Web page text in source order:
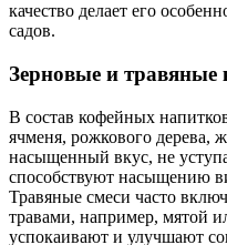
качество делает его
садов.
Зерновые и травяные
В состав кофейных
ячменя, рожкового дерева,
насыщенный вкус, не
способствуют насыщению
Травяные смеси часто
травами, например, мятой
успокаивают и улучшают